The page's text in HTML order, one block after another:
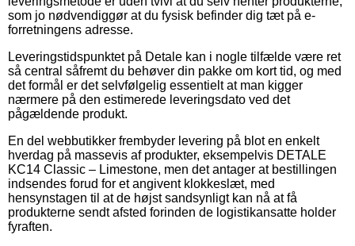
som jo nødvendiggør at du fysisk befinder dig tæt på e-
forretningens adresse.
Leveringstidspunktet på Detale kan i nogle tilfælde være ret
så central såfremt du behøver din pakke om kort tid, og med
det formål er det selvfølgelig essentielt at man kigger
nærmere på den estimerede leveringsdato ved det
pågældende produkt.
En del webbutikker frembyder levering på blot en enkelt
hverdag på massevis af produkter, eksempelvis DETALE
KC14 Classic – Limestone, men det antager at bestillingen
indsendes forud for et angivent klokkeslæt, med
hensynstagen til at de højst sandsynligt kan nå at få
produkterne sendt afsted forinden de logistikansatte holder
fyraften.